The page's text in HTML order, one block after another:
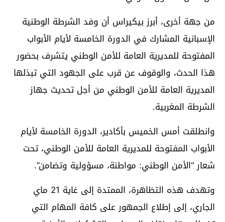
من جهة أخرى، أبرز بيكيراس أن وفد الشرطة الوطنية
الإسبانية المشارك في الدورة الخامسة لأيام الأبواب
المفتوحة للمديرية العامة للأمن الوطني يتشرف بحضور
هذا الحدث، والوقوف عن قرب على الجهود التي تبذلها
المديرية العامة للأمن الوطني من أجل تحديث جهاز
الشرطة المغربية.
وانطلقت أمس الخميس بأكادير، الدورة الخامسة لأيام
الأبواب المفتوحة للمديرية العامة للأمن الوطني، تحت
شعار “الأمن الوطني: مواطنة، مسؤولية وتضامن”.
وتهدف هذه التظاهرة، الممتدة إلى غاية 21 ماي
الجاري، إلى إطلاع الجمهور على كافة المهام التي